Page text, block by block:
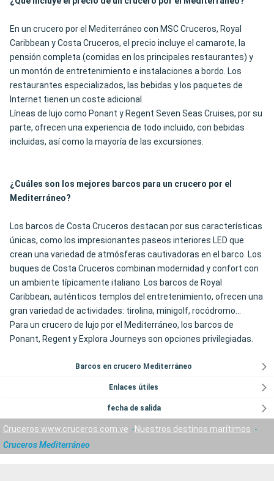
En un crucero por el Mediterráneo con MSC Cruceros, Royal
Caribbean y Costa Cruceros, el precio incluye el camarote, la
pensión completa (comidas en los principales restaurantes) y
un montón de entretenimiento e instalaciones a bordo. Los
restaurantes especializados, las bebidas y los paquetes de
Internet tienen un coste adicional.
Líneas de lujo como Ponant y Regent Seven Seas Cruises, por su
parte, ofrecen una experiencia de todo incluido, con bebidas
incluidas, así como la mayoría de las excursiones.
¿Cuáles son los mejores barcos para un crucero por el
Mediterráneo?
Los barcos de Costa Cruceros destacan por sus características
únicas, como los impresionantes paseos interiores LED que
crean una variedad de atmósferas cautivadoras en el barco. Los
buques de Costa Cruceros combinan modernidad y confort con
un ambiente típicamente italiano. Los barcos de Royal
Caribbean, auténticos templos del entretenimiento, ofrecen una
gran variedad de actividades: tirolina, minigolf, rocódromo...
Para un crucero de lujo por el Mediterráneo, los barcos de
Ponant, Regent y Explora Journeys son opciones privilegiadas.
Barcos en crucero Mediterráneo
Enlaces útiles
fecha de salida
Cruceros www.cruceros.com.ve
Nuestros destinos marítimos
Cruceros Mediterráneo